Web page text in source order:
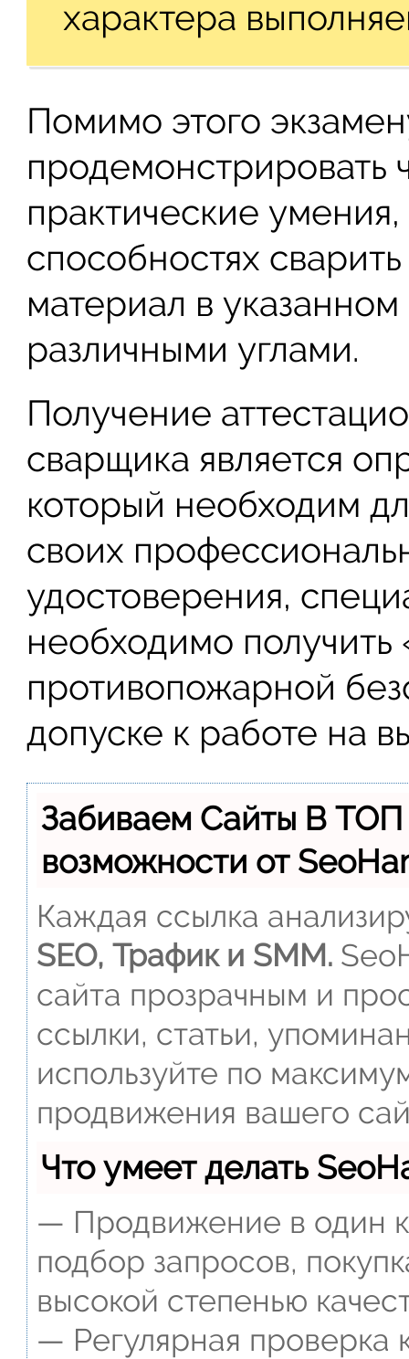
характера
Помимо этого
продемонстрировать
практические
способностях
материал в
различными углами.
Получение
сварщика является
который необходим
своих
удостоверения,
необходимо получить
противопожарной
допуске к работе на
Забиваем Сайты В
возможности от
Каждая ссылка
SEO, Трафик и SMM.
сайта прозрачным и
ссылки, статьи,
используйте по
продвижения вашего
Что умеет делать
— Продвижение в один
подбор запросов,
высокой степенью
— Регулярная проверка